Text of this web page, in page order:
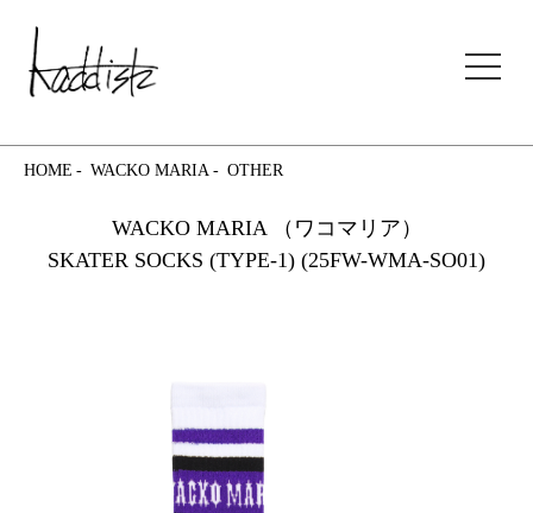
kaddish development store
HOME WACKO MARIA OTHER
WACKO MARIA （ワコマリア）
SKATER SOCKS (TYPE-1) (25FW-WMA-SO01)